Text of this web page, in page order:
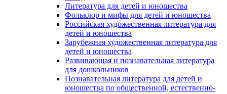
Литература для детей и юношества
Фольклор и мифы для детей и юношества
Российская художественная литература для
детей и юношества
Зарубежная художественная литература для
детей и юношества
Развивающая и познавательная литература
для дошкольников
Познавательная литература для детей и
юношества по общественной, естественно-